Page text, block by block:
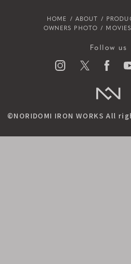
HOME ABOUT
OWNERS PHOTO
MOVIES
Follow us
©NORIDOMI IRON WORKS All